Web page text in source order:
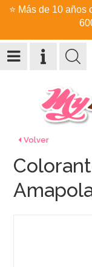
⭐ Más de 10 años
Volver